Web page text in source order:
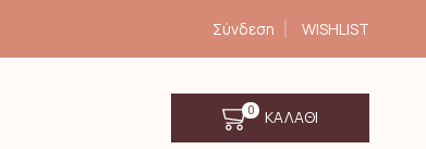
Σύνδεση WISHLIST
0 ΚΑΛΑΘΙ